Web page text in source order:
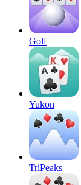
Golf
Yukon
TriPeaks